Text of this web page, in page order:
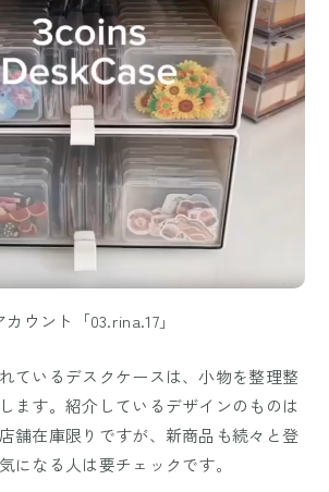
ウント「03.rina.17」
ているデスクケースは、小物を整理整
ます。紹介しているデザインのものは
舗在庫限りですが、新商品も続々と登
になる人は要チェックです。